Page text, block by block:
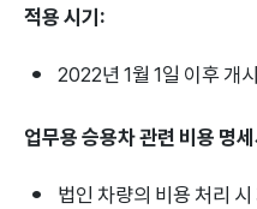
적용 시기:
2022년 1월 1일 이후 개
업무용 승용차 관련 비용 명
법인 차량의 비용 처리